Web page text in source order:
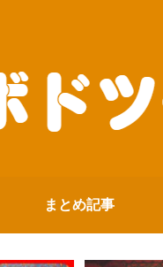
まとめ記事